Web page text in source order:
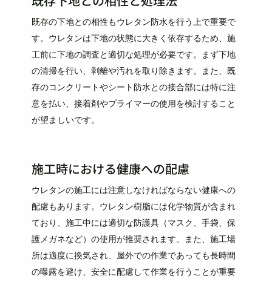
既存の下地との相性もウレタン防水を行う上で重要で
す。ウレタンは下地の状態に大きく依存するため、施
工前に下地の調査と適切な処理が必要です。まず下地
の清掃を行い、剥離や汚れを取り除きます。また、既
存のコンクリートやシート防水との接合部には特に注
意を払い、接着剤やプライマーの使用を検討すること
が望ましいです。
施工時における健康への配慮
ウレタンの施工には注意しなければならない健康への
配慮もあります。ウレタン樹脂には化学物質が含まれ
ており、施工中には適切な防護具（マスク、手袋、保
護メガネなど）の使用が推奨されます。また、施工場
所は適度に換気され、屋外での作業であっても長時間
の曝露を避け、安全に配慮して作業を行うことが重要